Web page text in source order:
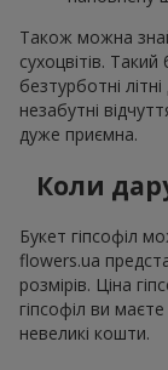
Також можна
сухоцвітів.
безтурботні
незабутні
дуже приємна.
Коли
Букет гіпсофіл
flowers.ua
розмірів. Ціна
гіпсофіл ви
невеликі кошти.